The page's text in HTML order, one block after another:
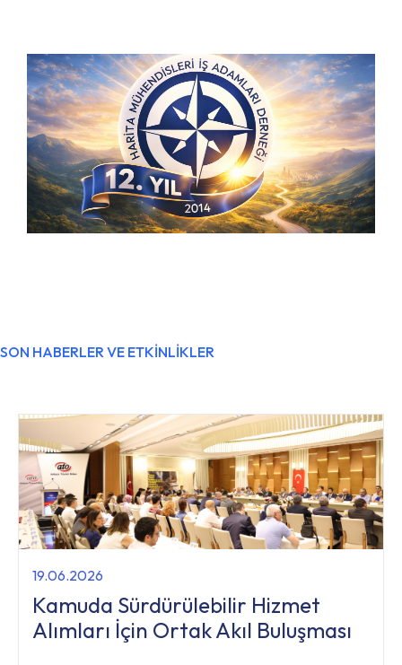
SON HABERLER VE ETKİNLİKLER
19.06.2026
Kamuda Sürdürülebilir Hizmet
Alımları İçin Ortak Akıl Buluşması